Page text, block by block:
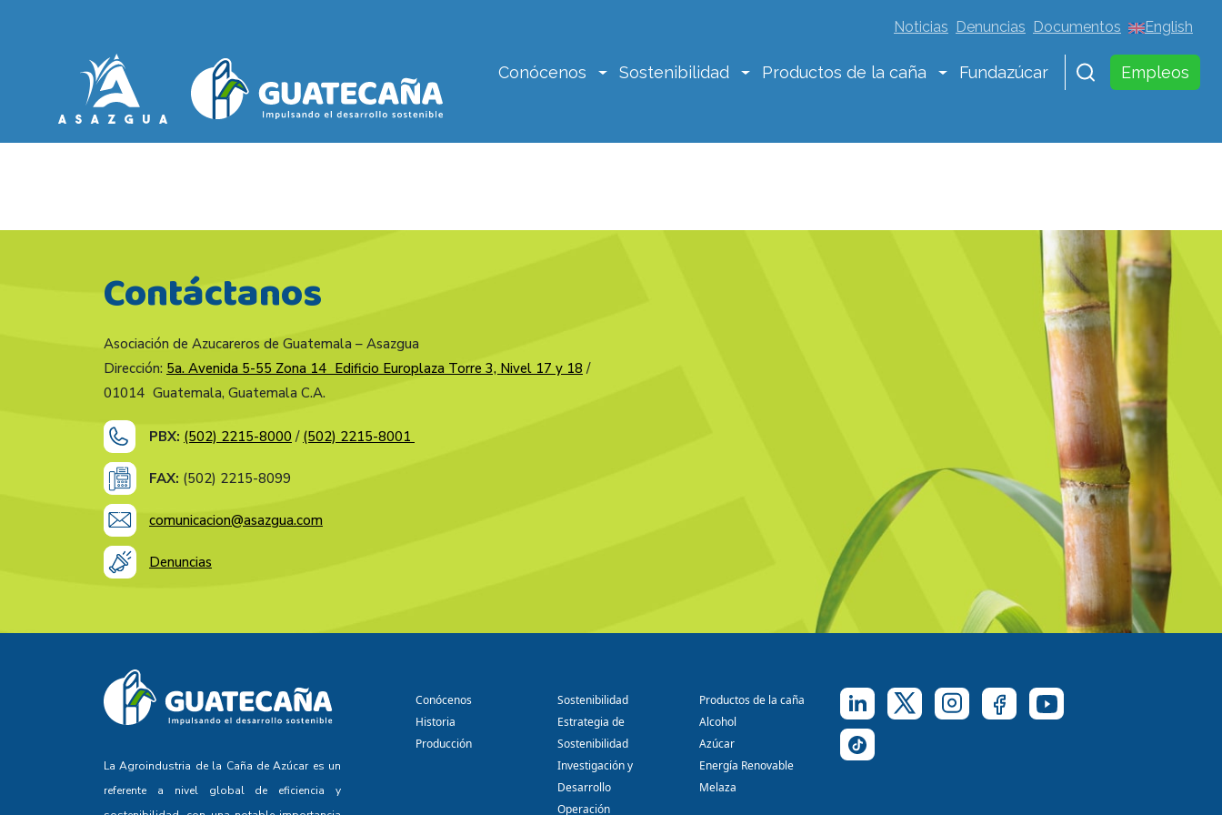
Noticias Denuncias Documentos English
Conócenos Sostenibilidad Productos de la caña Fundazúcar Empleos
Contáctanos
Asociación de Azucareros de Guatemala – Asazgua
Dirección: 5a. Avenida 5-55 Zona 14 Edificio Europlaza Torre 3, Nivel 17 y 18 /
01014 Guatemala, Guatemala C.A.
PBX: (502) 2215-8000 / (502) 2215-8001
FAX: (502) 2215-8099
comunicacion@asazgua.com
Denuncias
La Agroindustria de la Caña de Azúcar es un
referente a nivel global de eficiencia y
Conócenos
Historia
Producción
Sostenibilidad
Estrategia de
Sostenibilidad
Investigación y
Desarrollo
Operación
Productos de la caña
Alcohol
Azúcar
Energía Renovable
Melaza